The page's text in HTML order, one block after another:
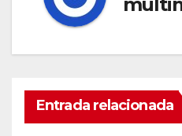
Entrada relacionada